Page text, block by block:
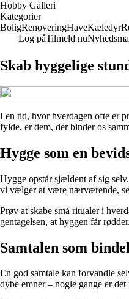
Hobby Galleri
Kategorier
BoligRenoveringHaveKæledyr
Log påTilmeld nu
Skab hyggelige
I en tid, hvor hverdagen ofte er
fylde, er dem, der binder os
Hygge som en
Hygge opstår sjældent af sig
vi vælger at være nærværende,
Prøv at skabe små ritualer i
gentagelsen, at hyggen får rødder.
Samtalen som
En god samtale kan forvandle
dybe emner – nogle gange er